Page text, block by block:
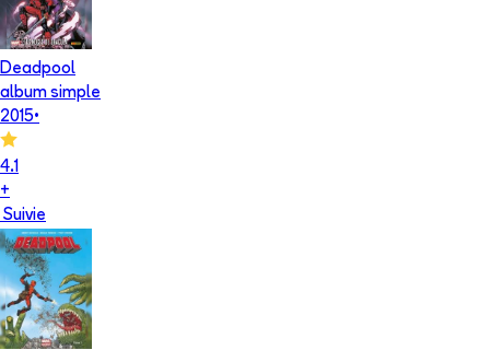
Deadpool
album simple
2015•
4.1
+
Suivie